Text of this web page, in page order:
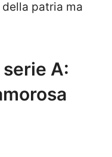
patria ma
A: